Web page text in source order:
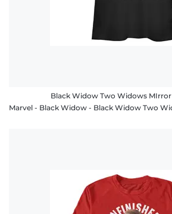
Black Widow Two Widows MIrror